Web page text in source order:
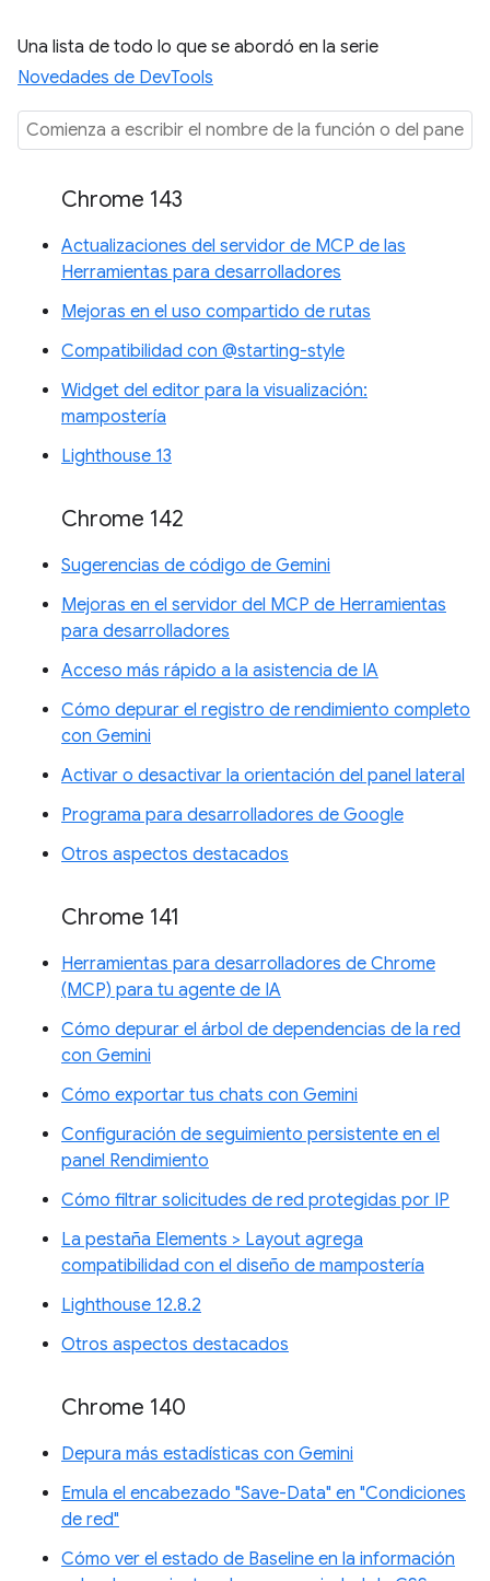
Una lista de todo lo que se abordó en la serie
Novedades de DevTools
Chrome 143
Actualizaciones del servidor de MCP de las
Herramientas para desarrolladores
Mejoras en el uso compartido de rutas
Compatibilidad con @starting-style
Widget del editor para la visualización:
mampostería
Lighthouse 13
Chrome 142
Sugerencias de código de Gemini
Mejoras en el servidor del MCP de Herramientas
para desarrolladores
Acceso más rápido a la asistencia de IA
Cómo depurar el registro de rendimiento completo
con Gemini
Activar o desactivar la orientación del panel lateral
Programa para desarrolladores de Google
Otros aspectos destacados
Chrome 141
Herramientas para desarrolladores de Chrome
(MCP) para tu agente de IA
Cómo depurar el árbol de dependencias de la red
con Gemini
Cómo exportar tus chats con Gemini
Configuración de seguimiento persistente en el
panel Rendimiento
Cómo filtrar solicitudes de red protegidas por IP
La pestaña Elements > Layout agrega
compatibilidad con el diseño de mampostería
Lighthouse 12.8.2
Otros aspectos destacados
Chrome 140
Depura más estadísticas con Gemini
Emula el encabezado "Save-Data" en "Condiciones
de red"
Cómo ver el estado de Baseline en la información